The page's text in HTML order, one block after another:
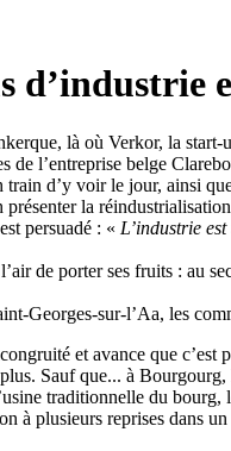
d’industrie
là où Verkor, la
de l’entreprise belge
d’y voir le jour, ainsi
la
persuadé : « L’industrie
de porter ses fruits : au
les
et avance que c’est
Sauf que... à
traditionnelle du
à plusieurs reprises dans